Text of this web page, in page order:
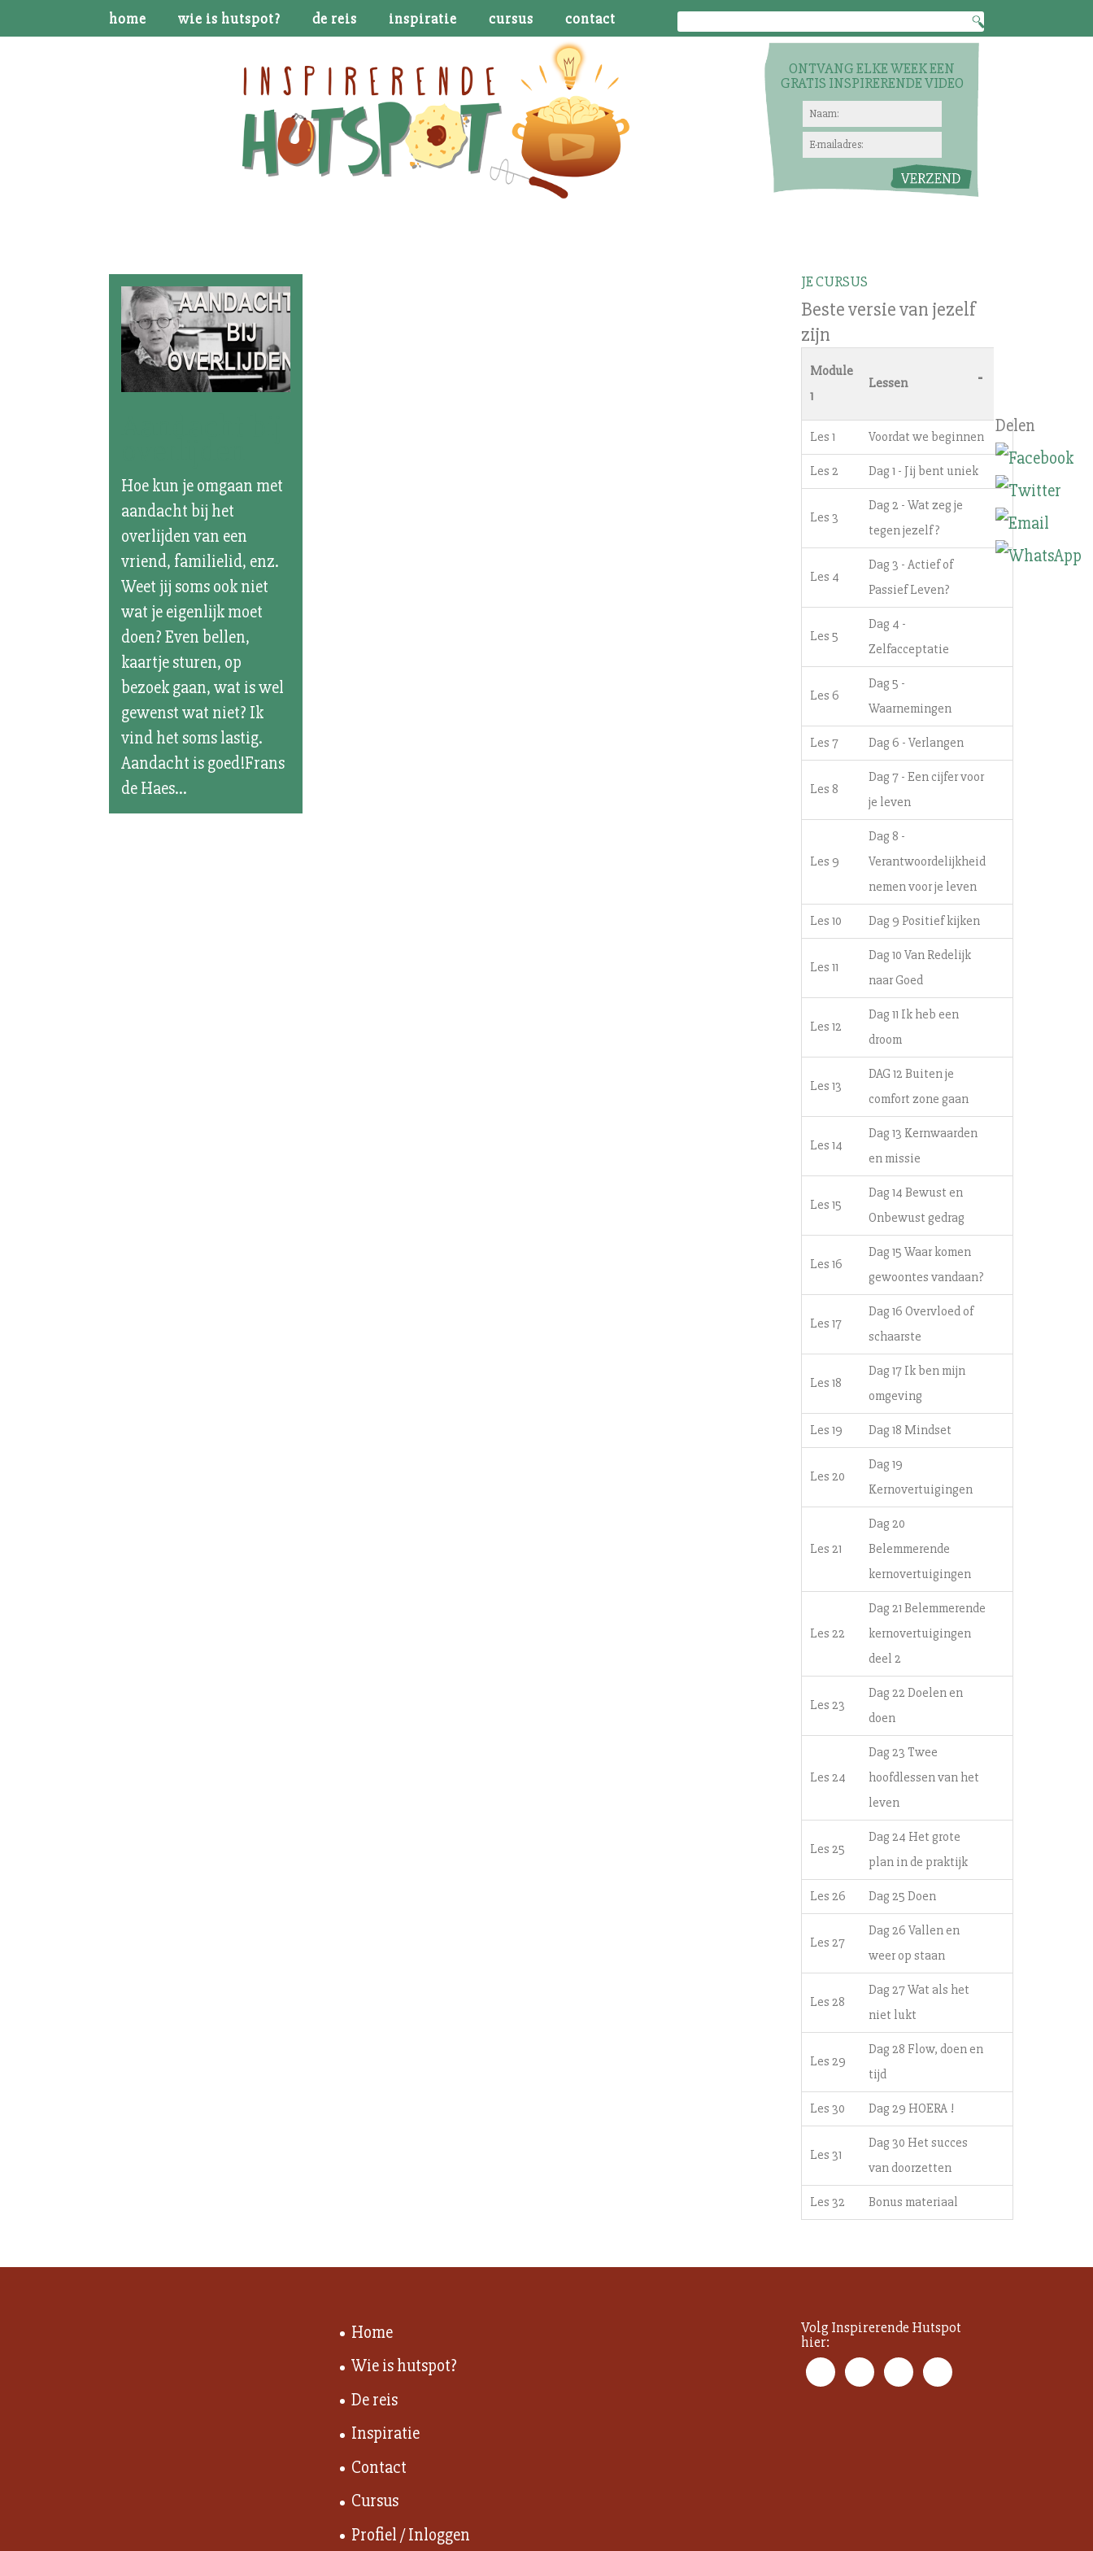
home wie is hutspot? de reis inspiratie cursus contact
ONTVANG ELKE WEEK EEN
GRATIS INSPIRERENDE VIDEO
Hoe kun je omgaan met
aandacht bij het
overlijden van een
vriend, familielid, enz.
Weet jij soms ook niet
wat je eigenlijk moet
doen? Even bellen,
kaartje sturen, op
bezoek gaan, wat is wel
gewenst wat niet? Ik
vind het soms lastig.
Aandacht is goed!Frans
de Haes...
JE CURSUS
Beste versie van jezelf
zijn
Module
1
Lessen -
Les 1 Voordat we beginnen
Les 2 Dag 1 - Jij bent uniek
Les 3
Dag 2 - Wat zeg je
tegen jezelf?
Les 4
Dag 3 - Actief of
Passief Leven?
Les 5
Dag 4 -
Zelfacceptatie
Les 6
Dag 5 -
Waarnemingen
Les 7 Dag 6 - Verlangen
Les 8
Dag 7 - Een cijfer voor
je leven
Les 9
Dag 8 -
Verantwoordelijkheid
nemen voor je leven
Les 10 Dag 9 Positief kijken
Les 11
Dag 10 Van Redelijk
naar Goed
Les 12
Dag 11 Ik heb een
droom
Les 13
DAG 12 Buiten je
comfort zone gaan
Les 14
Dag 13 Kernwaarden
en missie
Les 15
Dag 14 Bewust en
Onbewust gedrag
Les 16
Dag 15 Waar komen
gewoontes vandaan?
Les 17
Dag 16 Overvloed of
schaarste
Les 18
Dag 17 Ik ben mijn
omgeving
Les 19 Dag 18 Mindset
Les 20
Dag 19
Kernovertuigingen
Les 21
Dag 20
Belemmerende
kernovertuigingen
Les 22
Dag 21 Belemmerende
kernovertuigingen
deel 2
Les 23
Dag 22 Doelen en
doen
Les 24
Dag 23 Twee
hoofdlessen van het
leven
Les 25
Dag 24 Het grote
plan in de praktijk
Les 26 Dag 25 Doen
Les 27
Dag 26 Vallen en
weer op staan
Les 28
Dag 27 Wat als het
niet lukt
Les 29
Dag 28 Flow, doen en
tijd
Les 30 Dag 29 HOERA !
Les 31
Dag 30 Het succes
van doorzetten
Les 32 Bonus materiaal
Home
Wie is hutspot?
De reis
Inspiratie
Contact
Cursus
Profiel / Inloggen
Volg Inspirerende Hutspot
hier: